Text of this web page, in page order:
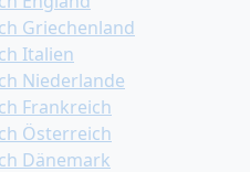
Griechenland
Italien
Niederlande
Frankreich
Österreich
Dänemark